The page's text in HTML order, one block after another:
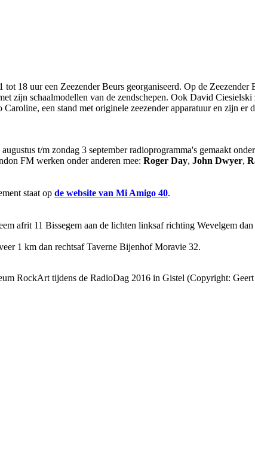
18 uur een Zeezender Beurs georganiseerd. Op de Zeezender
zijn schaalmodellen van de zendschepen. Ook David
een stand met originele zeezender apparatuur en zijn er
t/m zondag 3 september radioprogramma's gemaakt
FM werken onder anderen mee: Roger Day, John Dwyer,
staat op de website van Mi Amigo 40.
afrit 11 Bissegem aan de lichten linksaf richting Wevelgem
1 km dan rechtsaf Taverne Bijenhof Moravie 32.
RockArt tijdens de RadioDag 2016 in Gistel (Copyright: